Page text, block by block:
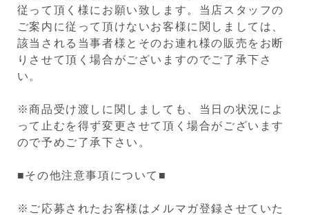
従って頂く様にお願い致します。当店スタッフの
ご案内に従って頂けないお客様に関しましては、
該当される当事者様とそのお連れ様の販売をお断
りさせて頂く場合がございますのでご了承下さ
い。
※商品受け渡しに関しましても、当日の状況によ
って止むを得ず変更させて頂く場合がございます
ので予めご了承下さい。
■その他注意事項について■
※ご応募されたお客様はメルマガ登録させていた